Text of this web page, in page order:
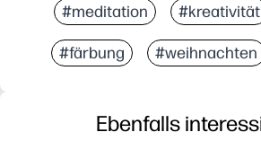
#meditation #kreativität
#färbung #weihnachten
Ebenfalls